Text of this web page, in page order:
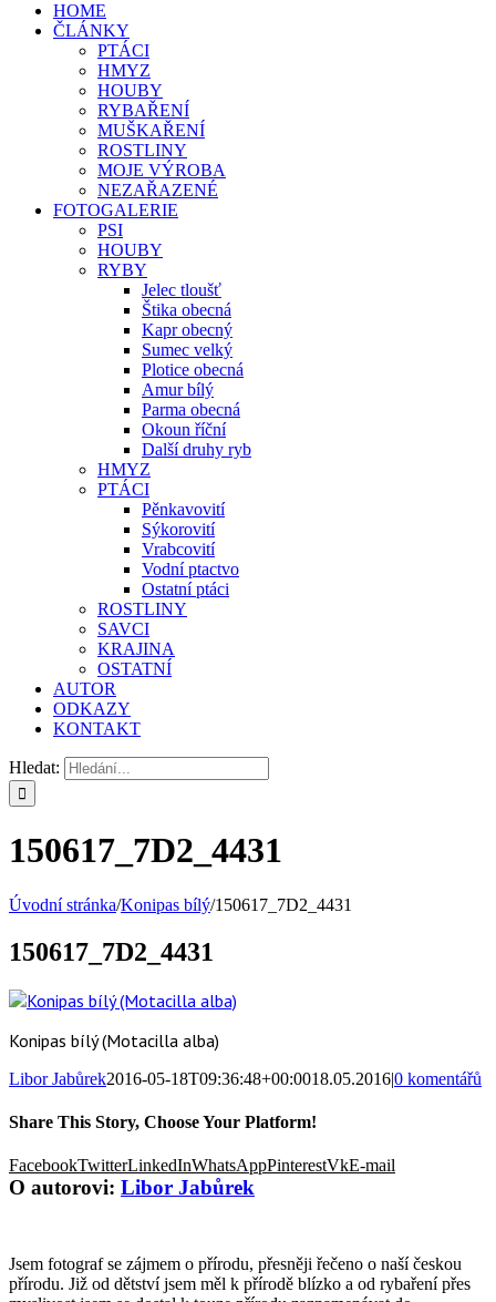
HOME
ČLÁNKY
PTÁCI
HMYZ
HOUBY
RYBAŘENÍ
MUŠKAŘENÍ
ROSTLINY
MOJE VÝROBA
NEZAŘAZENÉ
FOTOGALERIE
PSI
HOUBY
RYBY
Jelec tloušť
Štika obecná
Kapr obecný
Sumec velký
Plotice obecná
Amur bílý
Parma obecná
Okoun říční
Další druhy ryb
HMYZ
PTÁCI
Pěnkavovití
Sýkorovití
Vrabcovití
Vodní ptactvo
Ostatní ptáci
ROSTLINY
SAVCI
KRAJINA
OSTATNÍ
AUTOR
ODKAZY
KONTAKT
Hledat:
150617_7D2_4431
Úvodní stránka/Konipas bílý/150617_7D2_4431
150617_7D2_4431
Konipas bílý (Motacilla alba)
Libor Jabůrek2016-05-18T09:36:48+00:0018.05.2016|0 komentářů
Share This Story, Choose Your Platform!
FacebookTwitterLinkedInWhatsAppPinterestVkE-mail
O autorovi: Libor Jabůrek
Jsem fotograf se zájmem o přírodu, přesněji řečeno o naší českou
přírodu. Již od dětství jsem měl k přírodě blízko a od rybaření přes